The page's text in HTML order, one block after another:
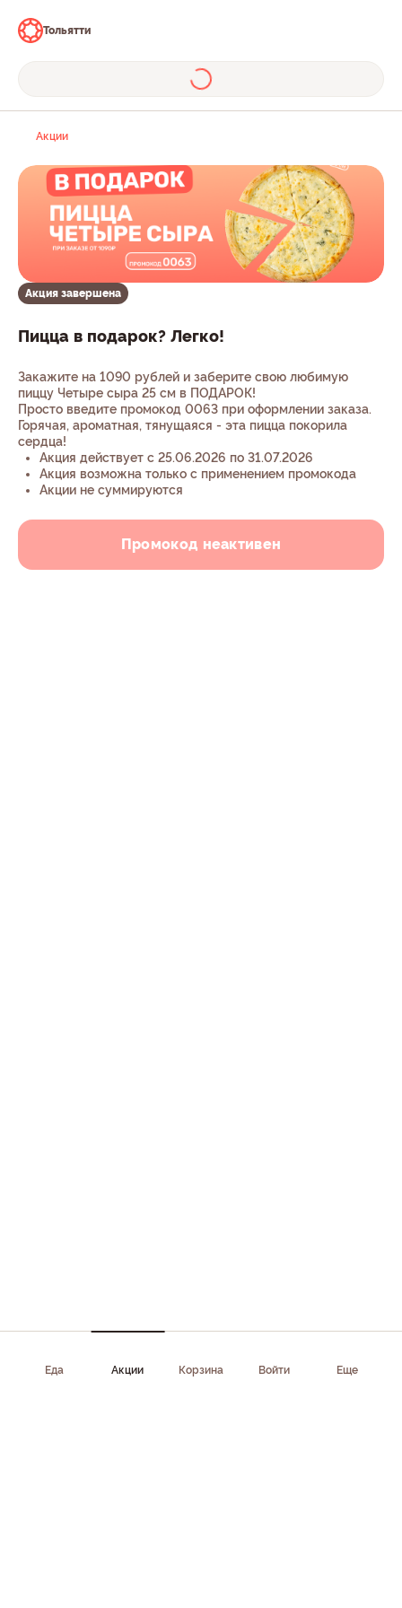
Тольятти
Акции
Акция завершена
Пицца в подарок? Легко!
Закажите на 1090 рублей и заберите свою любимую
пиццу Четыре сыра 25 см в ПОДАРОК!
Просто введите промокод 0063 при оформлении заказа.
Горячая, ароматная, тянущаяся - эта пицца покорила
сердца!
Акция действует с 25.06.2026 по 31.07.2026
Акция возможна только с применением промокода
Акции не суммируются
Промокод неактивен
Еда Акции Корзина Войти Еще